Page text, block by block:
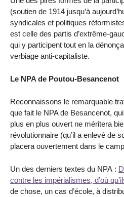
(soutien de 1914 jusqu’à
syndicales et politiques
est celle des partis d’extrême-
qui y participent tout en la
verbiage anti-capitaliste.
Le NPA de Poutou-Besancenot
Reconnaissons le remarquable
que fait le NPA de Besancenot,
plus en plus ouvert ne méritera
révolutionnaire (qu’il a enlevé de
placera ouvertement dans le
Un des derniers textes du NPA :
contre les impérialismes, d’où
de chose, un cas d’école, à